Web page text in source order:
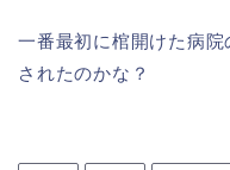
一番最初に棺開けた病
されたのかな？